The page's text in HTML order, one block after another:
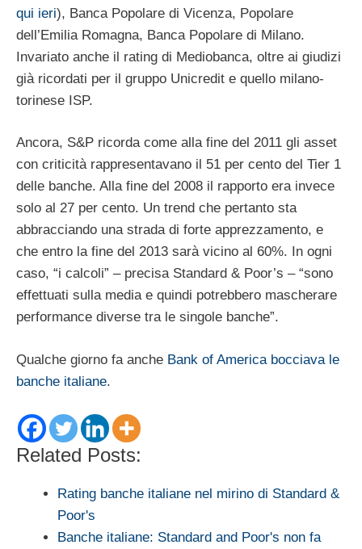
qui ieri), Banca Popolare di Vicenza, Popolare
dell’Emilia Romagna, Banca Popolare di Milano.
Invariato anche il rating di Mediobanca, oltre ai giudizi
già ricordati per il gruppo Unicredit e quello milano-
torinese ISP.
Ancora, S&P ricorda come alla fine del 2011 gli asset
con criticità rappresentavano il 51 per cento del Tier 1
delle banche. Alla fine del 2008 il rapporto era invece
solo al 27 per cento. Un trend che pertanto sta
abbracciando una strada di forte apprezzamento, e
che entro la fine del 2013 sarà vicino al 60%. In ogni
caso, “i calcoli” – precisa Standard & Poor’s – “sono
effettuati sulla media e quindi potrebbero mascherare
performance diverse tra le singole banche”.
Qualche giorno fa anche Bank of America bocciava le
banche italiane.
Related Posts:
Rating banche italiane nel mirino di Standard &
Poor's
Banche italiane: Standard and Poor's non fa